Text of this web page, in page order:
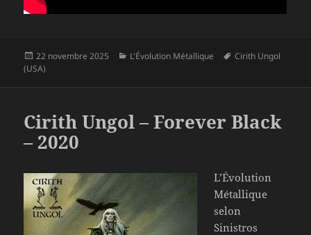
Publié
le
22 novembre 2025 Catégories
L'Évolution Métallique
Mots-
Cirith Ungol
(USA)
Cirith Ungol – Forever Black
– 2020
L’Évolution
Métallique
selon
Sinistros